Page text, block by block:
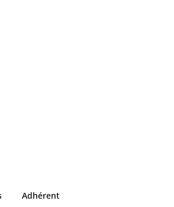
Adhérent